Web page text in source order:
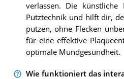
verlassen. Die künstliche
Putztechnik und hilft dir,
putzen, ohne Flecken
für eine effektive
optimale Mundgesundheit.
Wie funktioniert das